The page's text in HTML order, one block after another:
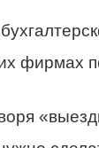
фирмах